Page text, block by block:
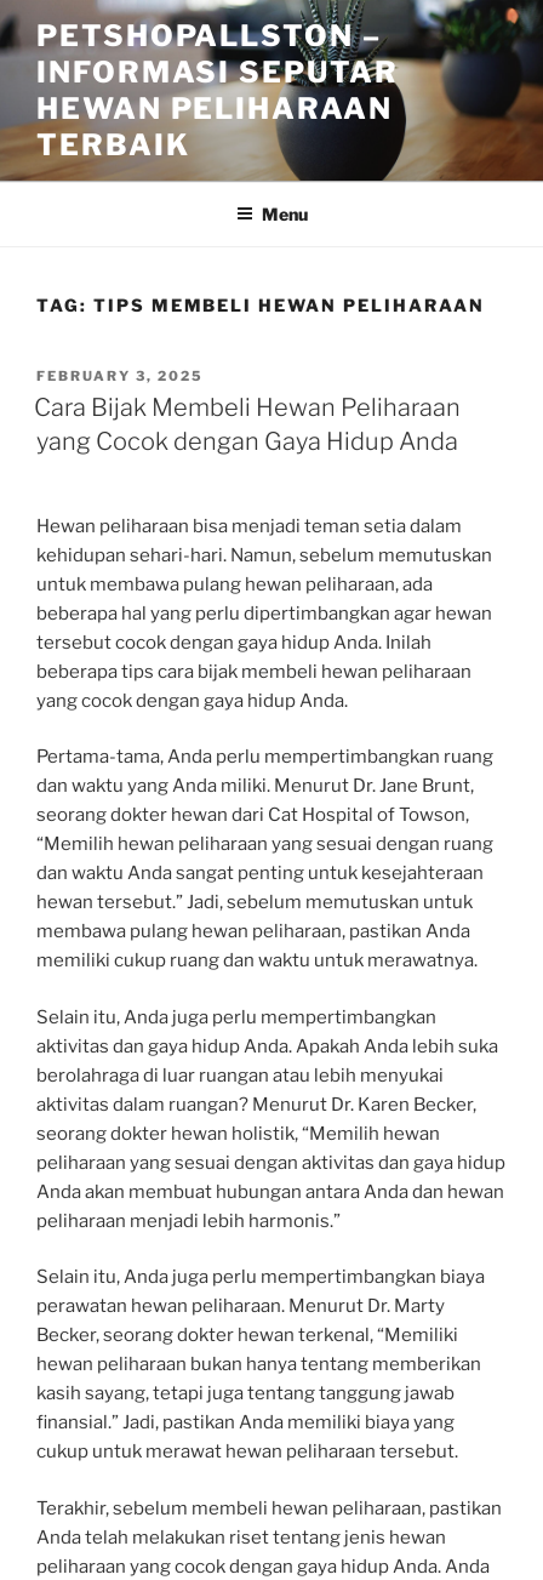
Skip
to
content
PETSHOPALLSTON –
INFORMASI SEPUTAR
HEWAN PELIHARAAN
TERBAIK
Menu
TAG: TIPS MEMBELI HEWAN PELIHARAAN
POSTED
ON
FEBRUARY 3, 2025
Cara Bijak Membeli Hewan Peliharaan
yang Cocok dengan Gaya Hidup Anda
Hewan peliharaan bisa menjadi teman setia dalam
kehidupan sehari-hari. Namun, sebelum memutuskan
untuk membawa pulang hewan peliharaan, ada
beberapa hal yang perlu dipertimbangkan agar hewan
tersebut cocok dengan gaya hidup Anda. Inilah
beberapa tips cara bijak membeli hewan peliharaan
yang cocok dengan gaya hidup Anda.
Pertama-tama, Anda perlu mempertimbangkan ruang
dan waktu yang Anda miliki. Menurut Dr. Jane Brunt,
seorang dokter hewan dari Cat Hospital of Towson,
“Memilih hewan peliharaan yang sesuai dengan ruang
dan waktu Anda sangat penting untuk kesejahteraan
hewan tersebut.” Jadi, sebelum memutuskan untuk
membawa pulang hewan peliharaan, pastikan Anda
memiliki cukup ruang dan waktu untuk merawatnya.
Selain itu, Anda juga perlu mempertimbangkan
aktivitas dan gaya hidup Anda. Apakah Anda lebih suka
berolahraga di luar ruangan atau lebih menyukai
aktivitas dalam ruangan? Menurut Dr. Karen Becker,
seorang dokter hewan holistik, “Memilih hewan
peliharaan yang sesuai dengan aktivitas dan gaya hidup
Anda akan membuat hubungan antara Anda dan hewan
peliharaan menjadi lebih harmonis.”
Selain itu, Anda juga perlu mempertimbangkan biaya
perawatan hewan peliharaan. Menurut Dr. Marty
Becker, seorang dokter hewan terkenal, “Memiliki
hewan peliharaan bukan hanya tentang memberikan
kasih sayang, tetapi juga tentang tanggung jawab
finansial.” Jadi, pastikan Anda memiliki biaya yang
cukup untuk merawat hewan peliharaan tersebut.
Terakhir, sebelum membeli hewan peliharaan, pastikan
Anda telah melakukan riset tentang jenis hewan
peliharaan yang cocok dengan gaya hidup Anda. Anda